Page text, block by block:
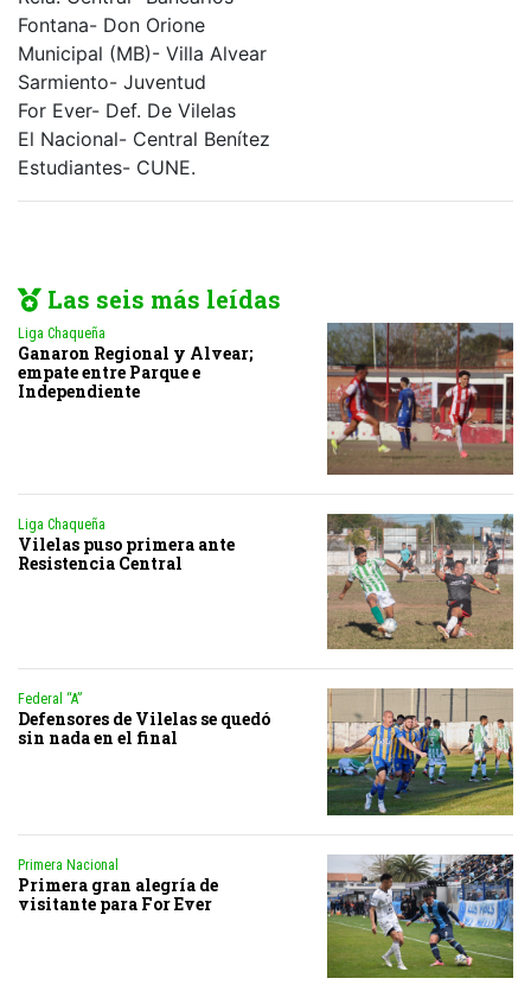
Fontana- Don Orione
Municipal (MB)- Villa Alvear
Sarmiento- Juventud
For Ever- Def. De Vilelas
El Nacional- Central Benítez
Estudiantes- CUNE.
Las seis más leídas
Liga Chaqueña
Ganaron Regional y Alvear;
empate entre Parque e
Independiente
Liga Chaqueña
Vilelas puso primera ante
Resistencia Central
Federal “A”
Defensores de Vilelas se quedó
sin nada en el final
Primera Nacional
Primera gran alegría de
visitante para For Ever